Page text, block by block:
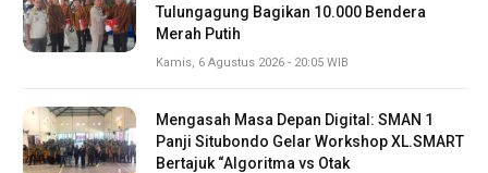
Tulungagung Bagikan 10.000 Bendera
Merah Putih
Kamis, 6 Agustus 2026 - 20:05 WIB
Mengasah Masa Depan Digital: SMAN 1
Panji Situbondo Gelar Workshop XL.SMART
Bertajuk “Algoritma vs Otak